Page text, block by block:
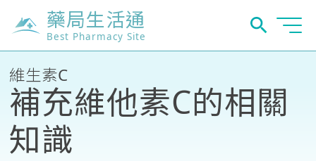
藥局生活通
Best Pharmacy Site
維生素C
補充維他素C的相關
知識